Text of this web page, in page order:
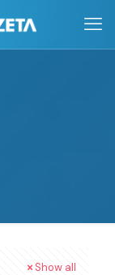
Show all